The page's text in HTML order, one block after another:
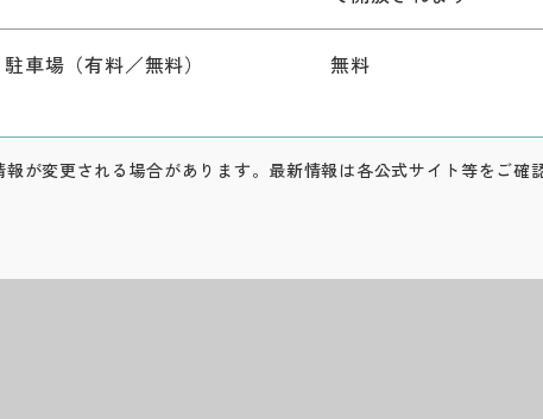
駐車場（有料／無料） 無料
が変更される場合があります。最新情報は各公式サイト等をご確